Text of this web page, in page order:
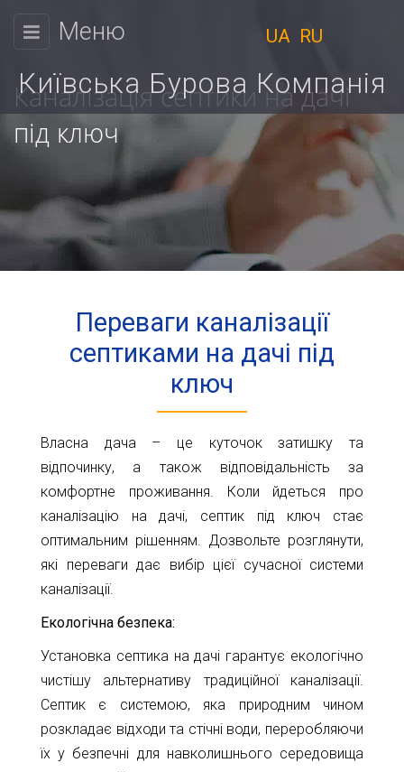
КИЇВСЬКА
КОМПАНІЯ
Фізичним
особам
Юридичним
особам
Розрахунок
глибин
Новини
Статті
Відгуки
Контакти
працюємо
Сб.
Нд.
Адреса:
м.Київ
Велика
Окружна,
4
гіпермаркету
+38044-
221-
02-
02
Меню
Київська Бурова Компанія
UA RU
Каналізація септики на дачі
під ключ
Переваги каналізації
септиками на дачі під
ключ
Власна дача – це куточок затишку та
відпочинку, а також відповідальність за
комфортне проживання. Коли йдеться про
каналізацію на дачі, септик під ключ стає
оптимальним рішенням. Дозвольте розглянути,
які переваги дає вибір цієї сучасної системи
каналізації.
Екологічна безпека:
Установка септика на дачі гарантує екологічно
чистішу альтернативу традиційної каналізації.
Септик є системою, яка природним чином
розкладає відходи та стічні води, переробляючи
їх у безпечні для навколишнього середовища